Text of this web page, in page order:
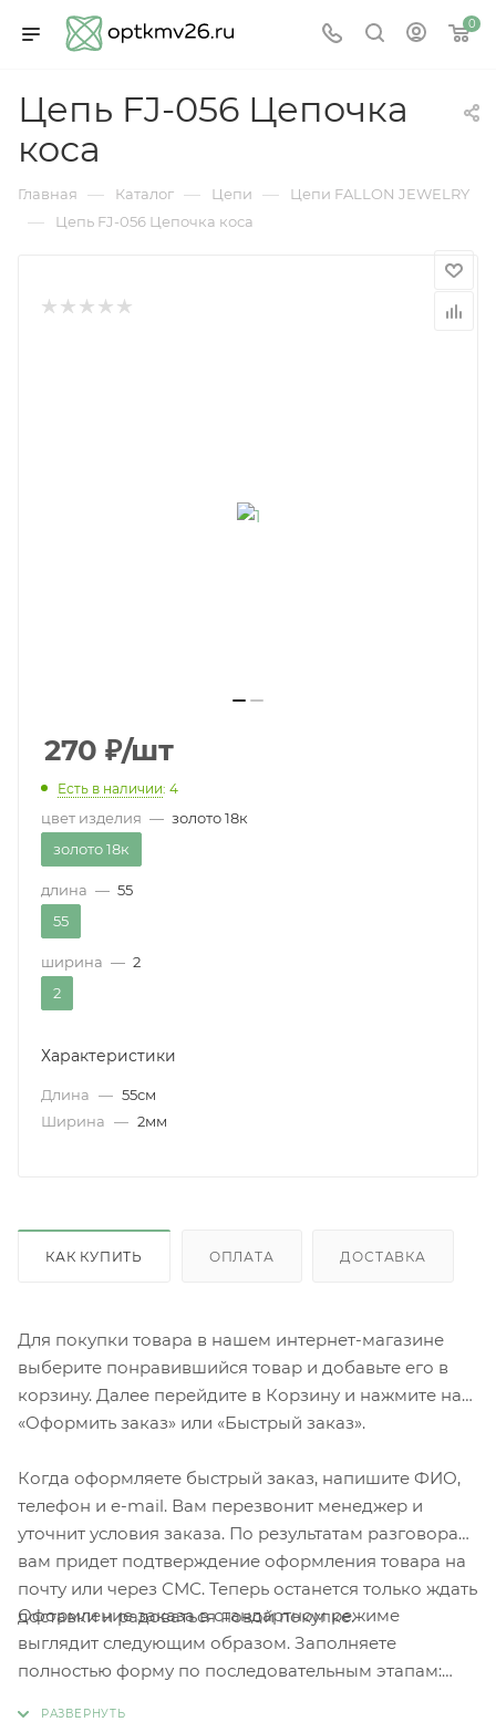
0
Цепь FJ-056 Цепочка
коса
Главная — Каталог — Цепи — Цепи FALLON JEWELRY
— Цепь FJ-056 Цепочка коса
270 ₽/шт
Есть в наличии: 4
цвет изделия — золото 18к
золото 18к
длина — 55
55
ширина — 2
2
Характеристики
Длина — 55см
Ширина — 2мм
КАК КУПИТЬ ОПЛАТА ДОСТАВКА
Для покупки товара в нашем интернет-магазине
выберите понравившийся товар и добавьте его в
корзину. Далее перейдите в Корзину и нажмите на
«Оформить заказ» или «Быстрый заказ».
Когда оформляете быстрый заказ, напишите ФИО,
телефон и e-mail. Вам перезвонит менеджер и
уточнит условия заказа. По результатам разговора
вам придет подтверждение оформления товара на
почту или через СМС. Теперь останется только ждать
доставки и радоваться новой покупке.
Оформление заказа в стандартном режиме
выглядит следующим образом. Заполняете
полностью форму по последовательным этапам: